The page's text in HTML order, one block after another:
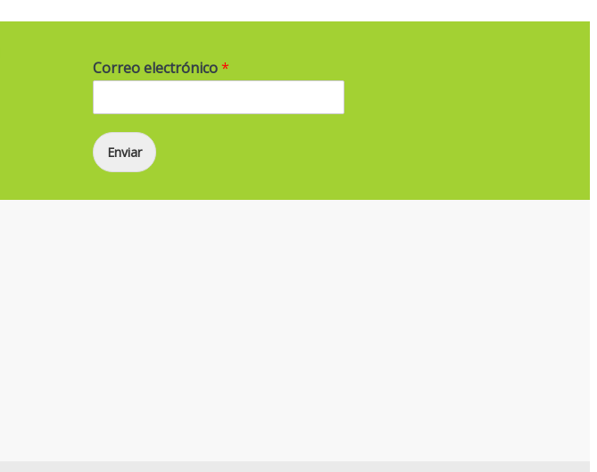
Correo electrónico*
Enviar